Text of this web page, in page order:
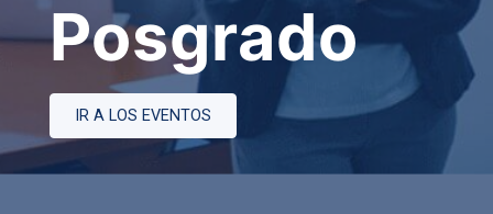
Posgrado
IR A LOS EVENTOS